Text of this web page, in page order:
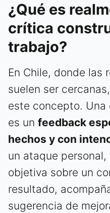
¿Qué es
crítica
trabajo?
En Chile, donde las
suelen ser
este concepto.
es un feedback
hechos y con
un ataque
objetiva sobre un
resultado,
sugerencia de